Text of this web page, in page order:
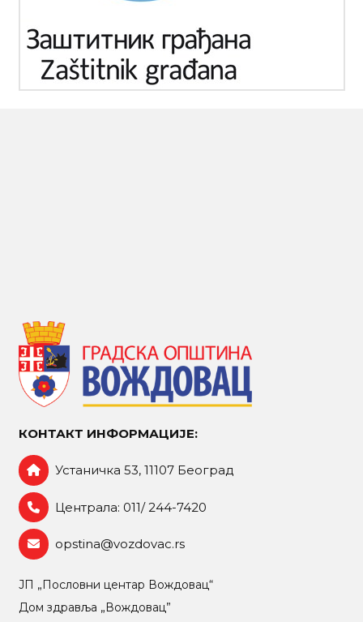
КОНТАКТ ИНФОРМАЦИЈЕ:
Устаничка 53, 11107 Београд
Централа: 011/ 244-7420
opstina@vozdovac.rs
ЈП „Пословни центар Вождовац“
Дом здравља „Вождовац”